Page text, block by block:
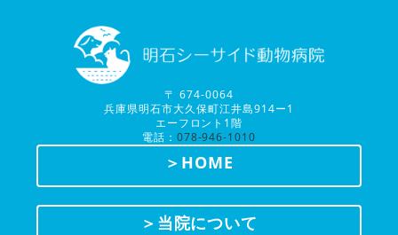
〒 674-0064
兵庫県明石市大久保町江井島914ー1
エーフロント1階
電話： 078-946-1010
＞HOME
＞当院について